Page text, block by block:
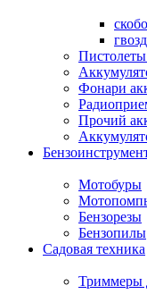
Пистолеты
Фонари
Прочий
Мотобуры
Бензорезы
Бензопилы
Садовая техника
Триммеры